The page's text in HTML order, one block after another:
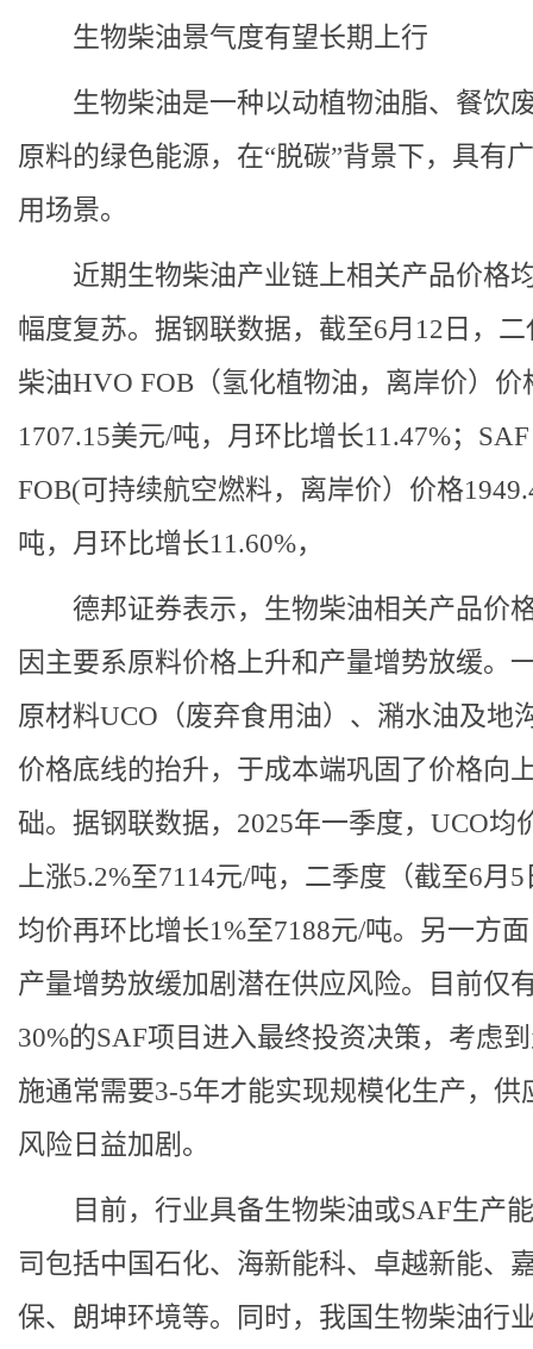
生物柴油景气度有望长期上行
生物柴油是一种以动植物油脂、餐饮
原料的绿色能源，在“脱碳”背景下，具有
用场景。
近期生物柴油产业链上相关产品价格
幅度复苏。据钢联数据，截至6月12日，
柴油HVO FOB（氢化植物油，离岸价）价
1707.15美元/吨，月环比增长11.47%；SAF
FOB(可持续航空燃料，离岸价）价格
吨，月环比增长11.60%，
德邦证券表示，生物柴油相关产品价
因主要系原料价格上升和产量增势放缓。
原材料UCO（废弃食用油）、潲水油及地
价格底线的抬升，于成本端巩固了价格向
础。据钢联数据，2025年一季度，UCO均
上涨5.2%至7114元/吨，二季度（截至6月
均价再环比增长1%至7188元/吨。另一方
产量增势放缓加剧潜在供应风险。目前仅
30%的SAF项目进入最终投资决策，考虑
施通常需要3-5年才能实现规模化生产，供
风险日益加剧。
目前，行业具备生物柴油或SAF生产
司包括中国石化、海新能科、卓越新能、
保、朗坤环境等。同时，我国生物柴油行